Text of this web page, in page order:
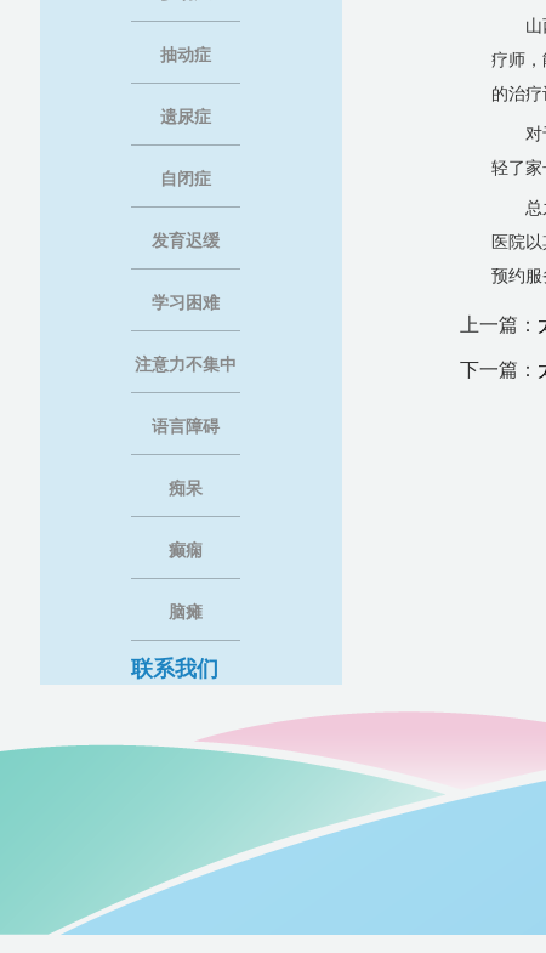
抽动症
遗尿症
自闭症
发育迟缓
学习困难
注意力不集中
语言障碍
痴呆
癫痫
脑瘫
联系我们
疗师
的治疗
对
轻了家
总
医院
预约服
上一篇：
下一篇：